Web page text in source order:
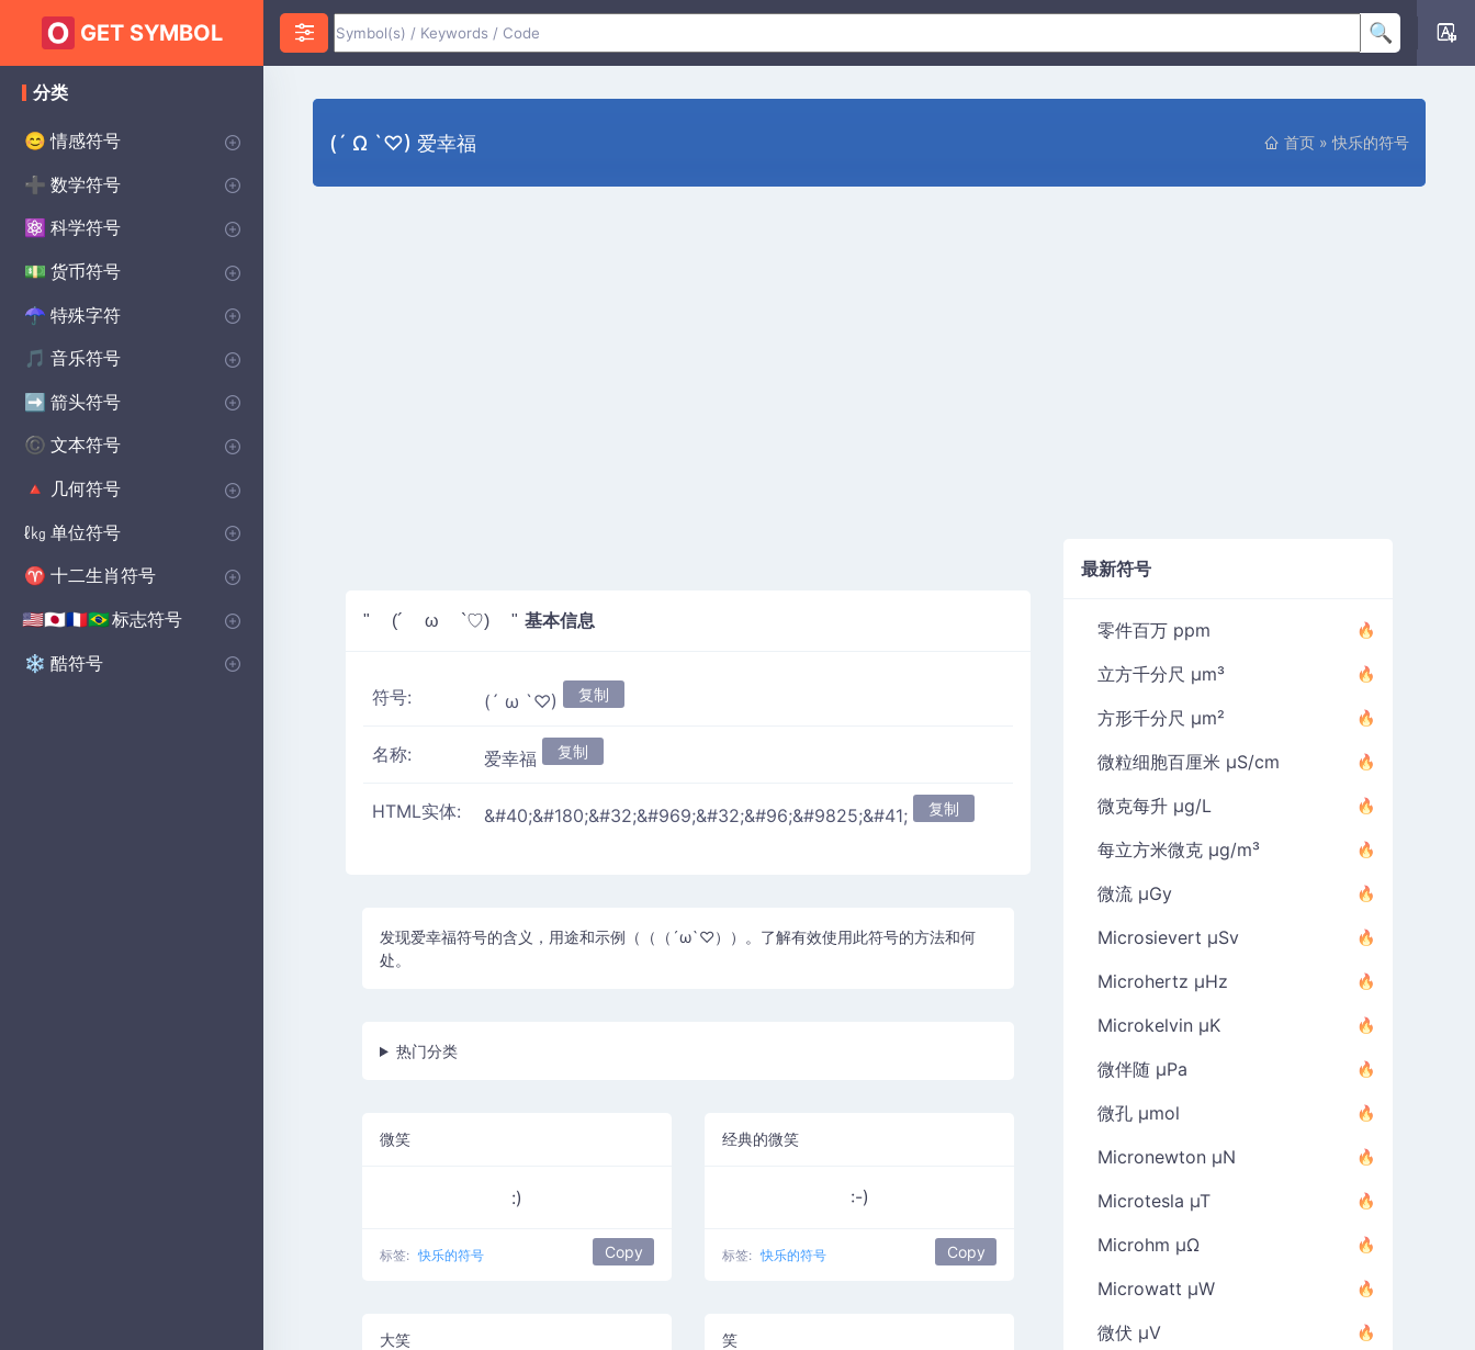
GET SYMBOL
(´ Ω `♡) 爱幸福 首页 »快乐的符号
" (´ ω `♡) " 基本信息
符号: (´ ω `♡) 复制
名称: 爱幸福 复制
HTML实体: &#40;&#180;&#32;&#969;&#32;&#96;&#9825;&#41; 复制
发现爱幸福符号的含义，用途和示例（（（´ω`♡））。了解有效使用此符号的方法和何
处。
热门分类
微笑
:)
标签: 快乐的符号 Copy
经典的微笑
:-)
标签: 快乐的符号 Copy
大笑 笑
最新符号
零件百万 ppm
立方千分尺 µm³
方形千分尺 µm²
微粒细胞百厘米 µS/cm
微克每升 µg/L
每立方米微克 µg/m³
微流 µGy
Microsievert µSv
Microhertz µHz
Microkelvin µK
微伴随 µPa
微孔 µmol
Micronewton µN
Microtesla µT
Microhm µΩ
Microwatt µW
微伏 µV
分类
😊 情感符号
♥ 心脏符号
❤️ 爱符号
😡 愤怒符号
😰 焦虑符号
😀 快乐的符号
😰 悲伤的符号
😲 惊喜符号
😨 恐惧符号
😊 笑脸符号
💌 誓约符号
🔴 祝您好运符号
➕ 数学符号
♾️ 无限符号
∑ 代数符号
⌀ 几何符号
π PI符号
Δ 三角洲符号
√ 平方根符号
α alpha符号
> 大于符号
< 小于符号
Σ Sigma符号
± 加上减去符号
÷ 分隔符号
λ lambda符号
P(A)统计符号
∑ 求和符号
⚛️ 科学符号
Ac 化学符号
β 物理符号
Θ theta符号
° 学位符号
Ω 欧米茄符号
⚯ 生物学符号
💵 货币符号
$ 主要世界货币
¢ 美分符号
£ 磅货币符号
¥ 日本日元货币符号
☂︎ 特殊字符
: 标点符号
⚜ 装饰符号
• 点符号
☮️ 王子符号
⚔️ 狂战士符号
⚔️ 维京符号
🔨 焊接符号
🏫 学校符号
⭐ 星球大战符号
ॐ 印度符号
☯️ 异教符号
🎵 音乐符号
♩ 注释符号
♯ CLEFS符号
🎵 音乐休息符号
🎼 重复音乐符号
➡️ 箭头符号
➡️ 方向箭头
↓ 向下箭头符号
→ 右箭头符号
↑ 向上箭头符号
^ 商店箭头符号
©️ 文本符号
©️ 版权符号
♀ 女性符号
❤️ 美学符号
♂ 男性符号
🦇 蝙蝠侠符号
Ⓐ 无政府状态符号
✝️ 交叉符号
¶ 段落符号
🚗 汽车符号
🧩 自闭症符号
☘️ 凯尔特人符号
🍽️ 洗碗机符号
🔮 哈利·波特符号
🔨 北欧符号
🐉 保护符号
🔺 几何符号
🔺 基本形状符号
⬟ 多边形符号
■ 坚实的图形符号
ℓ㎏ 单位符号
📏 音量单位符号
μ 微单元符号
♈ 十二生肖符号
♈ 西部十二生肖符号
🇺🇸🇯🇵🇫🇷🇧🇷标志符号
の 国家符号
🇺🇸🇬🇧🇨🇳
❄️ 酷符号